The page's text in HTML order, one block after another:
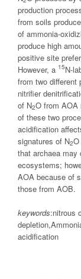
production
from soils
of ammonia-
produce high
positive site
However, a 15N-
from two different
nitrifier
of N2O from AOA
of these two
acidification
signatures of N2
that archaea may
ecosystems;
AOA because of
those from AOB.
keywords:nitrous
acidification